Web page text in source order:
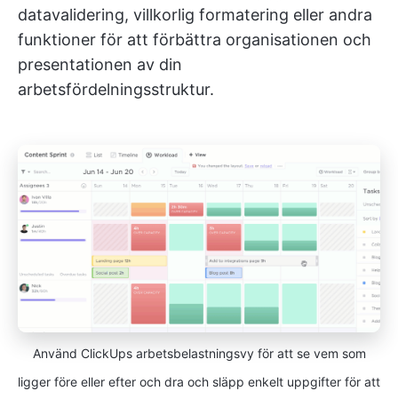
datavalidering, villkorlig formatering eller andra
funktioner för att förbättra organisationen och
presentationen av din
arbetsfördelningsstruktur.
Använd ClickUps arbetsbelastningsvy för att se vem som
ligger före eller efter och dra och släpp enkelt uppgifter för att